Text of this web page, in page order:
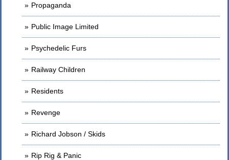
Propaganda
Public Image Limited
Psychedelic Furs
Railway Children
Residents
Revenge
Richard Jobson / Skids
Rip Rig & Panic